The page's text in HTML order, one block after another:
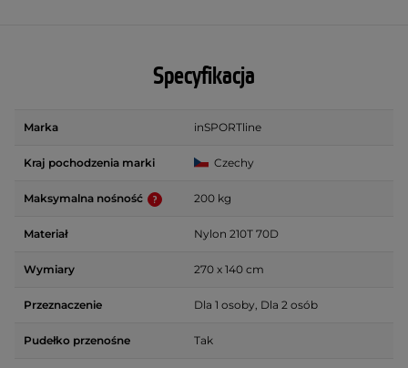
Specyfikacja
Marka inSPORTline
Kraj pochodzenia marki Czechy
Maksymalna nośność 200 kg
Materiał Nylon 210T 70D
Wymiary 270 x 140 cm
Przeznaczenie Dla 1 osoby, Dla 2 osób
Pudełko przenośne Tak